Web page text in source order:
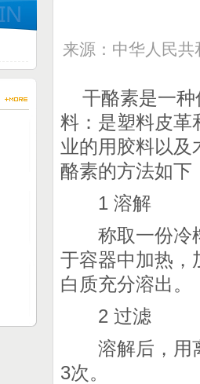
来源：中华人民
干酪素是一
料：是塑料皮革
业的用胶料以及
酪素的方法如下
1 溶解
称取一份冷
于容器中加热，
白质充分溶出。
2 过滤
溶解后，用离
3次。